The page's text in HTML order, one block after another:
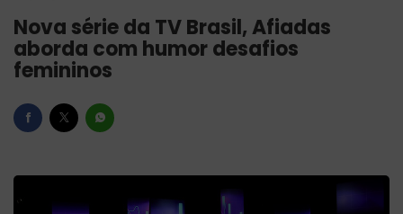
Nova série da TV Brasil, Afiadas
aborda com humor desafios
femininos